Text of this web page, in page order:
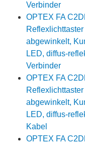
Verbinder
OPTEX FA
abgewinkelt,
LED, diffus-
Verbinder
OPTEX FA
abgewinkelt,
LED, diffus-
Kabel
OPTEX FA